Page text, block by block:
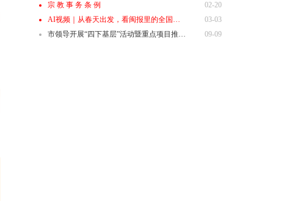
宗 教 事 务 条 例
02-20
AI视频｜从春天出发，看闽报里的全国两会
03-03
市领导开展“四下基层”活动暨重点项目推进会商会
09-09